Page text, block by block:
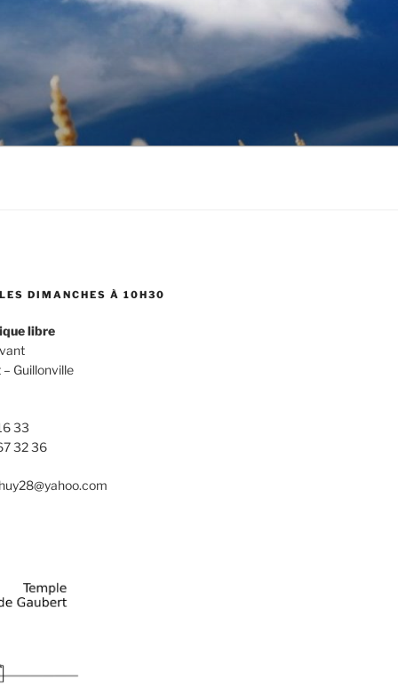
DIMANCHES À 10H30
libre
Guillonville
33
32 36